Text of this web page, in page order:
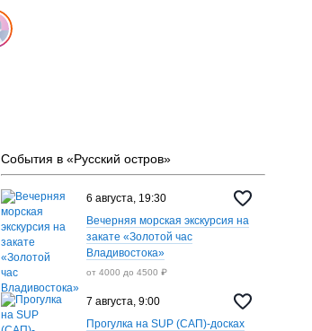
События в «Русский остров»
6 августа, 19:30
Вечерняя морская экскурсия на
закате «Золотой час
Владивостока»
от 4000 до 4500 ₽
7 августа, 9:00
Прогулка на SUP (САП)-досках